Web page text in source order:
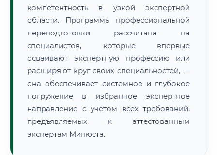
компетентность в узкой экспертной
области. Программа профессиональной
переподготовки рассчитана на
специалистов, которые впервые
осваивают экспертную профессию или
расширяют круг своих специальностей, —
она обеспечивает системное и глубокое
погружение в избранное экспертное
направление с учётом всех требований,
предъявляемых к аттестованным
экспертам Минюста.